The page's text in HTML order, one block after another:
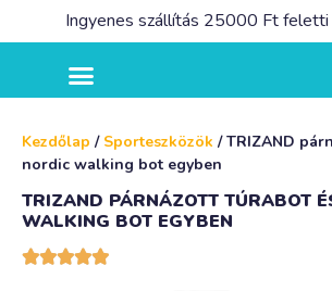
Ingyenes szállítás 25000 Ft
Kezdőlap / Sporteszközök / TRIZAND
nordic walking bot egyben
TRIZAND PÁRNÁZOTT TÚRABOT
WALKING BOT EGYBEN
